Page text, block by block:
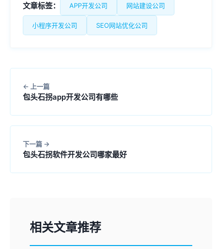
文章标签： APP开发公司 网站建设公司
小程序开发公司 SEO网站优化公司
上一篇
包头石拐app开发公司有哪些
下一篇
包头石拐软件开发公司哪家最好
相关文章推荐